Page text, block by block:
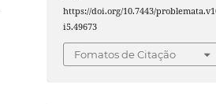
https://doi.org/10.7443/
i5.49673
Fomatos de Citação